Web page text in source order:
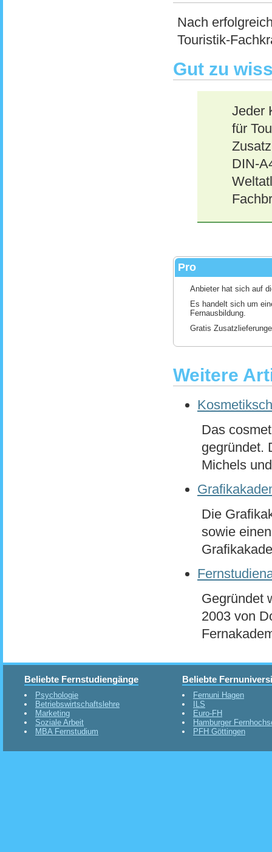
Nach
Touristik-
Gut zu
Jeder
für
DIN-
Pro
Anbieter hat sich auf
Es handelt sich um
Fernausbildung.
Gratis
Weitere
Das
gegründet.
Michels
Die
sowie
Gegründet
2003 von
Beliebte Fernstudiengänge
Psychologie
Betriebswirtschaftslehre
Marketing
Soziale Arbeit
MBA Fernstudium
Beliebte
Fernuni Hagen
ILS
Euro-FH
Hamburger
PFH Göttingen